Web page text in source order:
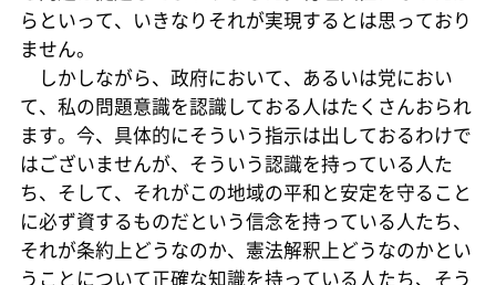
らといって、いきなりそれが実現するとは思っており
ません。
しかしながら、政府において、あるいは党におい
て、私の問題意識を認識しておる人はたくさんおられ
ます。今、具体的にそういう指示は出しておるわけで
はございませんが、そういう認識を持っている人た
ち、そして、それがこの地域の平和と安定を守ること
に必ず資するものだという信念を持っている人たち、
それが条約上どうなのか、憲法解釈上どうなのかとい
うことについて正確な知識を持っている人たち、そう